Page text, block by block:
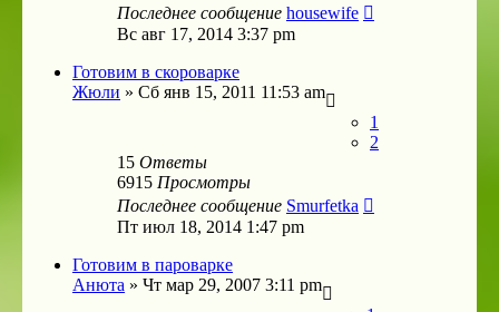
Последнее сообщение housewife
Вс авг 17, 2014 3:37 pm
Готовим в скороварке
Жюли » Сб янв 15, 2011 11:53 am
1
2
15 Ответы
6915 Просмотры
Последнее сообщение Smurfetka
Пт июл 18, 2014 1:47 pm
Готовим в пароварке
Анюта » Чт мар 29, 2007 3:11 pm